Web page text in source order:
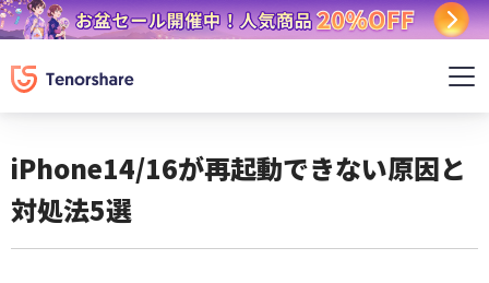
iPhone14/16が再起動できない原因と
対処法5選